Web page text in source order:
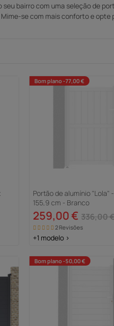
bairro com uma seleção de
se com mais conforto e
Bom plano -77,00 €
Portão de alumínio "Lola" -
155,9 cm - Branco
259,00 € 336,00
2 Revisões
+1 modelo >
Bom plano -50,00 €